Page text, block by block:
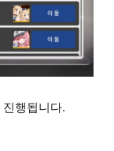
행됩니다.